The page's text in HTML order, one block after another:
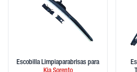
Escobilla Limpiaparabrisas para